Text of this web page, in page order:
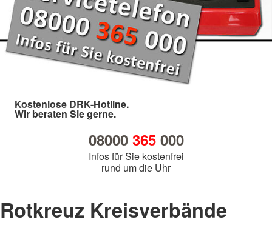
Kostenlose DRK-Hotline.
Wir beraten Sie gerne.
08000 365000
Infos für Sie kostenfrei
rund um die Uhr
Rotkreuz Kreisverbände